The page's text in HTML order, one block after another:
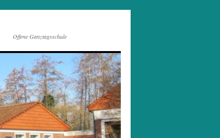
Offene Ganztagsschule